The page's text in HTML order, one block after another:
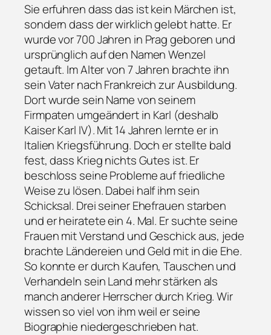
Sie erfuhren dass das ist kein Märchen ist,
sondern dass der wirklich gelebt hatte. Er
wurde vor 700 Jahren in Prag geboren und
ursprünglich auf den Namen Wenzel
getauft. Im Alter von 7 Jahren brachte ihn
sein Vater nach Frankreich zur Ausbildung.
Dort wurde sein Name von seinem
Firmpaten umgeändert in Karl (deshalb
Kaiser Karl IV). Mit 14 Jahren lernte er in
Italien Kriegsführung. Doch er stellte bald
fest, dass Krieg nichts Gutes ist. Er
beschloss seine Probleme auf friedliche
Weise zu lösen. Dabei half ihm sein
Schicksal. Drei seiner Ehefrauen starben
und er heiratete ein 4. Mal. Er suchte seine
Frauen mit Verstand und Geschick aus, jede
brachte Ländereien und Geld mit in die Ehe.
So konnte er durch Kaufen, Tauschen und
Verhandeln sein Land mehr stärken als
manch anderer Herrscher durch Krieg. Wir
wissen so viel von ihm weil er seine
Biographie niedergeschrieben hat.